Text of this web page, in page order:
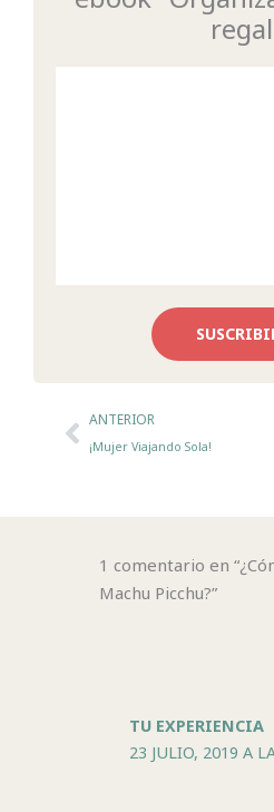
AntANTERIOR
¡Mujer Viajando Sola!
1 comentario en
Machu Picchu?”
TU EXPERIENCIA
23 JULIO, 2019 A